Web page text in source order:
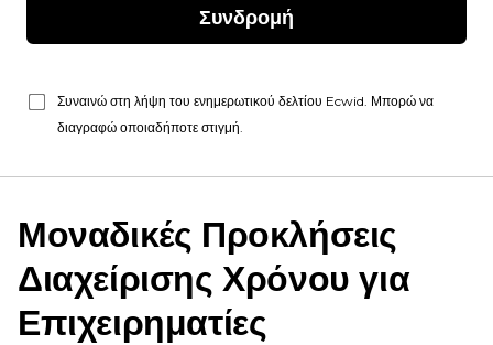
Συνδρομή
Συναινώ στη λήψη του ενημερωτικού δελτίου Ecwid. Μπορώ να
διαγραφώ οποιαδήποτε στιγμή.
Μοναδικές Προκλήσεις
Διαχείρισης Χρόνου για
Επιχειρηματίες